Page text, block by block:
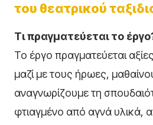
του θεατρικού
Τι πραγματεύεται το
Το έργο πραγματεύεται
μαζί με τους ήρωες,
αναγνωρίζουμε τη
φτιαγμένο από αγνά υλικά,